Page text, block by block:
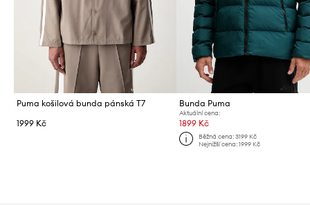
Puma košilová bunda pánská T7
1999 Kč
Bunda Puma
Aktuální cena:
1899 Kč
Běžná cena: 3199 Kč
Nejnižší cena: 1999 Kč